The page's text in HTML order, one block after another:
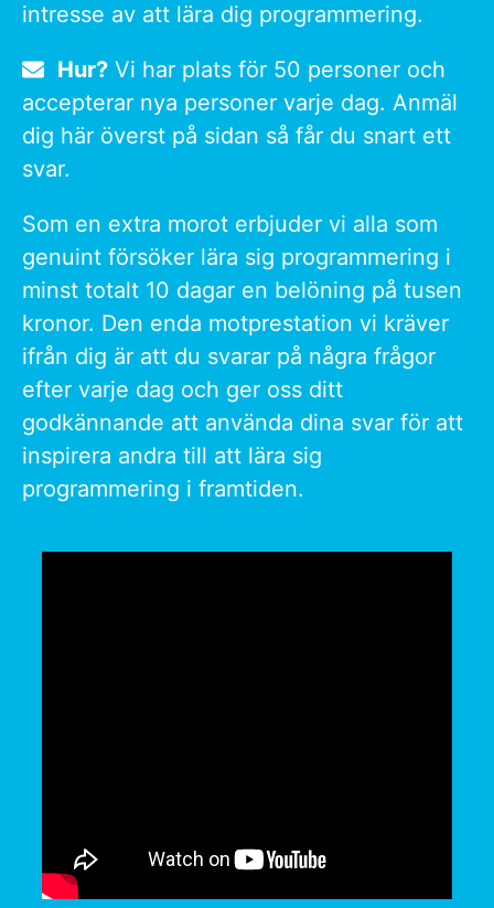
intresse av att lära dig programmering.
Hur? Vi har plats för 50 personer och
accepterar nya personer varje dag. Anmäl
dig här överst på sidan så får du snart ett
svar.
Som en extra morot erbjuder vi alla som
genuint försöker lära sig programmering i
minst totalt 10 dagar en belöning på tusen
kronor. Den enda motprestation vi kräver
ifrån dig är att du svarar på några frågor
efter varje dag och ger oss ditt
godkännande att använda dina svar för att
inspirera andra till att lära sig
programmering i framtiden.